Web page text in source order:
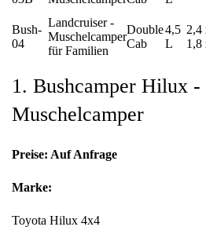
Bush-
04
Landcruiser -
Muschelcamper
für Familien
Double
Cab
4,5
L
2,4
1,8
1. Bushcamper Hilux -
Muschelcamper
Preise: Auf Anfrage
Marke:
Toyota Hilux 4x4